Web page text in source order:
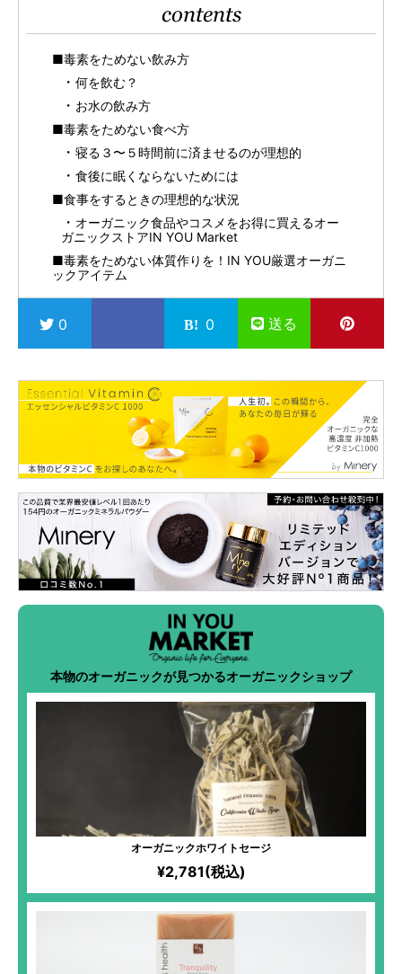
contents
■毒素をためない飲み方
何を飲む？
お水の飲み方
■毒素をためない食べ方
寝る３〜５時間前に済ませるのが理想的
食後に眠くならないためには
■食事をするときの理想的な状況
オーガニック食品やコスメをお得に買えるオー
ガニックストアIN YOU Market
■毒素をためない体質作りを！IN YOU厳選オーガニ
ックアイテム
0 0 送る
本物のオーガニックが見つかるオーガニックショップ
オーガニックホワイトセージ
¥2,781(税込)